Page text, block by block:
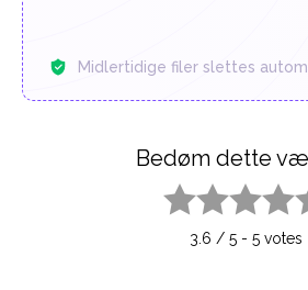
Midlertidige filer slettes
Bedøm dette
3.6 / 5- 5votes